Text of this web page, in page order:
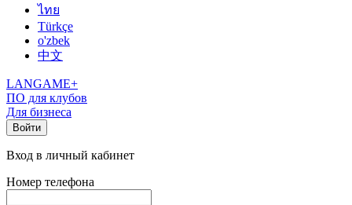
ไทย
Türkçe
o'zbek
中文
LANGAME+
ПО для клубов
Для бизнеса
Войти
Вход в личный кабинет
Номер телефона